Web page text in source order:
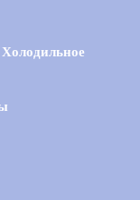
Холодильное